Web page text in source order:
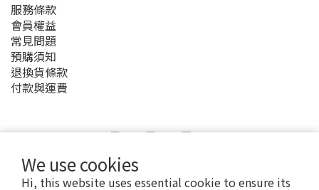
We use cookies
Hi, this website uses essential cookie to ensure its
服務條款
會員權益
常見問題
預購須知
退換貨條款
付款與運費
2020 © MyAnime Square